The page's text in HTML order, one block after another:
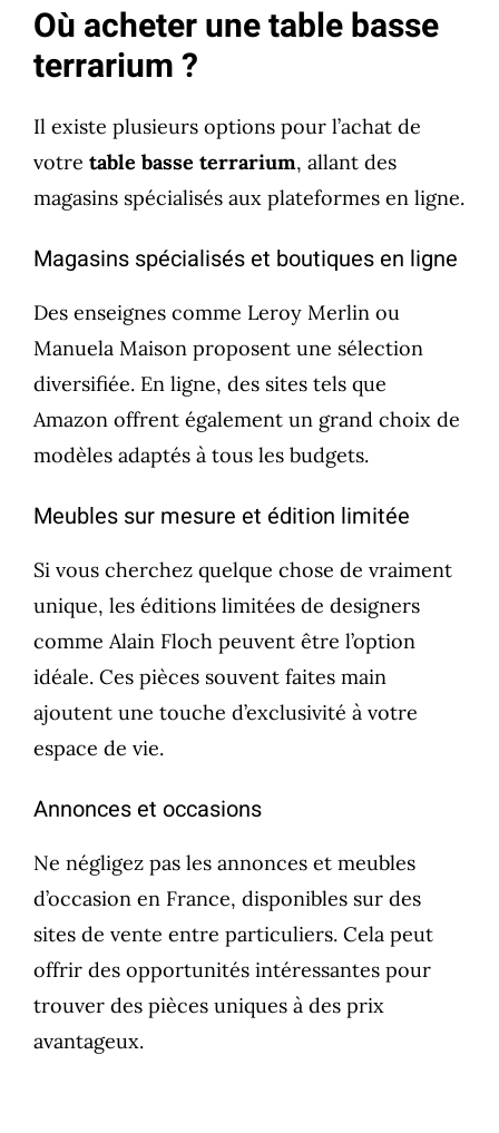
Où acheter une table basse
terrarium ?
Il existe plusieurs options pour l’achat de
votre table basse terrarium, allant des
magasins spécialisés aux plateformes en ligne.
Magasins spécialisés et boutiques en ligne
Des enseignes comme Leroy Merlin ou
Manuela Maison proposent une sélection
diversifiée. En ligne, des sites tels que
Amazon offrent également un grand choix de
modèles adaptés à tous les budgets.
Meubles sur mesure et édition limitée
Si vous cherchez quelque chose de vraiment
unique, les éditions limitées de designers
comme Alain Floch peuvent être l’option
idéale. Ces pièces souvent faites main
ajoutent une touche d’exclusivité à votre
espace de vie.
Annonces et occasions
Ne négligez pas les annonces et meubles
d’occasion en France, disponibles sur des
sites de vente entre particuliers. Cela peut
offrir des opportunités intéressantes pour
trouver des pièces uniques à des prix
avantageux.